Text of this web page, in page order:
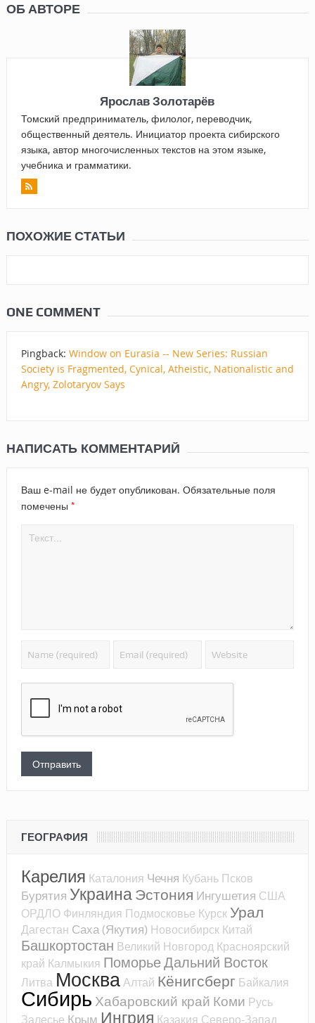
ОБ АВТОРЕ
Ярослав Золотарёв
Томский предприниматель, филолог, переводчик,
общественный деятель. Инициатор проекта сибирского
языка, автор многочисленных текстов на этом языке,
учебника и грамматики.
ПОХОЖИЕ СТАТЬИ
ONE COMMENT
Pingback: Window on Eurasia -- New Series: Russian
Society is Fragmented, Cynical, Atheistic, Nationalistic and
Angry, Zolotaryov Says
НАПИСАТЬ КОММЕНТАРИЙ
Ваш e-mail не будет опубликован. Обязательные поля
помечены *
ГЕОГРАФИЯ
Карелия Каталония Чечня Кубань Псков
Бурятия УкраинаЭстония Ингушетия США
ОРДЛО Финляндия Подмосковье Курск Урал
Дагестан Саха (Якутия) Новосибирск Китай
Башкортостан Великий Новгород Красноярский
край Калмыкия ПоморьеДальний Восток
Литва МоскваАлтай Кёнигсберг Байкалия
Сибирь Хабаровский край Коми Русь
Залесье Крым Ингрия Казакия Северо-Запад